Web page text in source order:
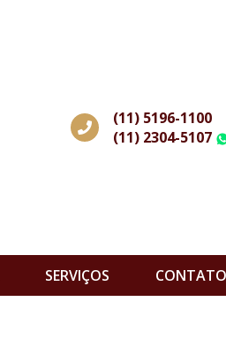
(11) 5196-1100
(11) 2304-5107
SERVIÇOS CONTATO